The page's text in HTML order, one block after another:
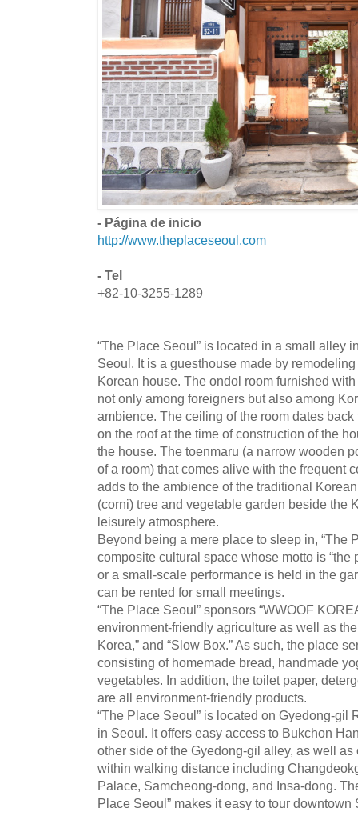
- Página de inicio
http://www.theplaceseoul.com
- Tel
+82-10-3255-1289
“The Place Seoul” is located in a small alley
Seoul. It is a guesthouse made by
Korean house. The ondol room furnished
not only among foreigners but also among
ambience. The ceiling of the room dates
on the roof at the time of construction of the
the house. The toenmaru (a narrow wooden
of a room) that comes alive with the frequent
adds to the ambience of the traditional
(corni) tree and vegetable garden beside the
leisurely atmosphere.
Beyond being a mere place to sleep in, “The
composite cultural space whose motto is “the
or a small-scale performance is held in the
can be rented for small meetings.
“The Place Seoul” sponsors “WWOOF
environment-friendly agriculture as well as
Korea,” and “Slow Box.” As such, the place
consisting of homemade bread, handmade
vegetables. In addition, the toilet paper,
are all environment-friendly products.
“The Place Seoul” is located on Gyedong-gil
in Seoul. It offers easy access to Bukchon
other side of the Gyedong-gil alley, as well
within walking distance including
Palace, Samcheong-dong, and Insa-dong.
Place Seoul” makes it easy to tour downtown